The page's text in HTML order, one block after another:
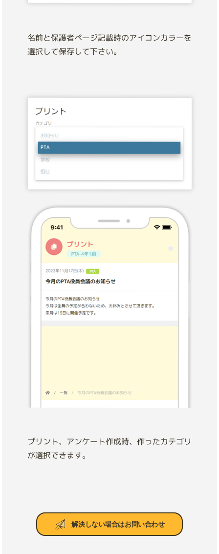
名前と保護者ページ記載時のアイコンカラーを
選択して保存して下さい。
プリント、アンケート作成時、作ったカテゴリ
が選択できます。
解決しない場合はお問い合わせ